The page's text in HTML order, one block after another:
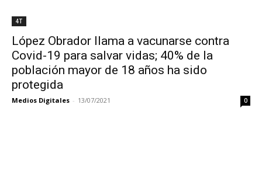
4T
López Obrador llama a vacunarse contra
Covid-19 para salvar vidas; 40% de la
población mayor de 18 años ha sido
protegida
Medios Digitales - 13/07/2021 0